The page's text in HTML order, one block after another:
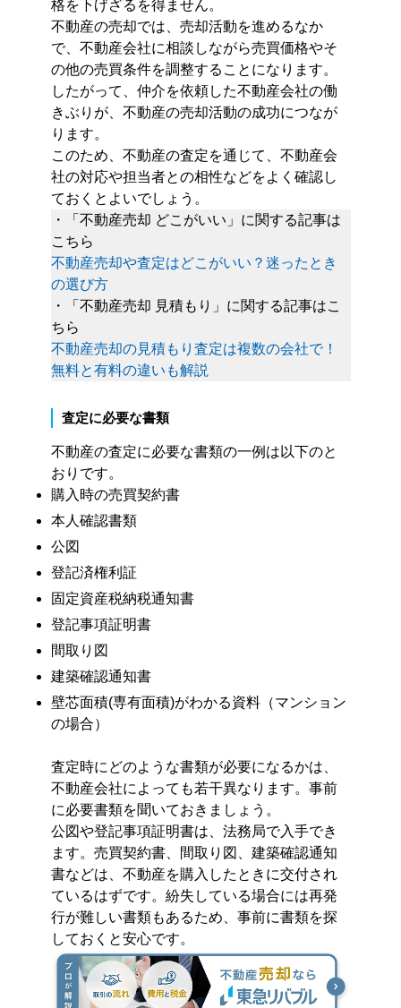
格を下げざるを得ません。
不動産の売却では、売却活動を進めるなか
で、不動産会社に相談しながら売買価格やそ
の他の売買条件を調整することになります。
したがって、仲介を依頼した不動産会社の働
きぶりが、不動産の売却活動の成功につなが
ります。
このため、不動産の査定を通じて、不動産会
社の対応や担当者との相性などをよく確認し
ておくとよいでしょう。
・「不動産売却 どこがいい」に関する記事は
こちら
不動産売却や査定はどこがいい？迷ったとき
の選び方
・「不動産売却 見積もり」に関する記事はこ
ちら
不動産売却の見積もり査定は複数の会社で！
無料と有料の違いも解説
査定に必要な書類
不動産の査定に必要な書類の一例は以下のと
おりです。
購入時の売買契約書
本人確認書類
公図
登記済権利証
固定資産税納税通知書
登記事項証明書
間取り図
建築確認通知書
壁芯面積(専有面積)がわかる資料（マンション
の場合）
査定時にどのような書類が必要になるかは、
不動産会社によっても若干異なります。事前
に必要書類を聞いておきましょう。
公図や登記事項証明書は、法務局で入手でき
ます。売買契約書、間取り図、建築確認通知
書などは、不動産を購入したときに交付され
ているはずです。紛失している場合には再発
行が難しい書類もあるため、事前に書類を探
しておくと安心です。